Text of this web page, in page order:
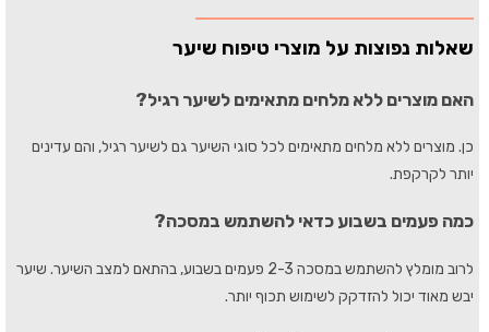
שאלות נפוצות על מוצרי טיפוח שיער
האם מוצרים ללא מלחים מתאימים לשיער רגיל?
כן. מוצרים ללא מלחים מתאימים לכל סוגי השיער גם לשיער רגיל, והם עדינים
יותר לקרקפת.
כמה פעמים בשבוע כדאי להשתמש במסכה?
לרוב מומלץ להשתמש במסכה 2-3 פעמים בשבוע, בהתאם למצב השיער. שיער
יבש מאוד יכול להזדקק לשימוש תכוף יותר.